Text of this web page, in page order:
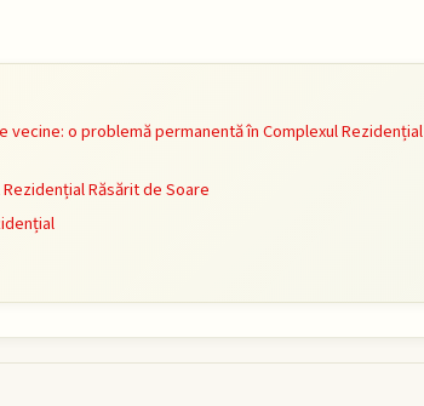
vecine: o problemă permanentă în Complexul Rezidențial
Răsărit de Soare